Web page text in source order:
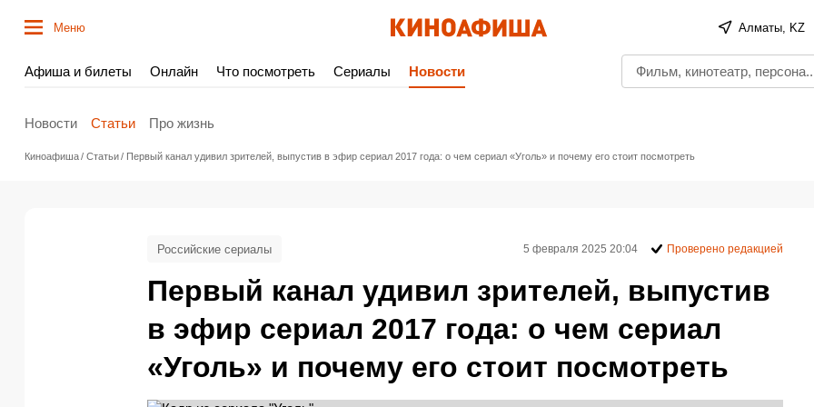
Меню Алматы, KZ
Афиша и билеты Онлайн Что посмотреть Сериалы Новости
Новости Статьи Про жизнь
Киноафиша Статьи Первый канал удивил зрителей, выпустив в эфир сериал 2017 года: о чем сериал «Уголь» и почему его стоит посмотреть
Первый канал удивил зрителей, выпустив
в эфир сериал 2017 года: о чем сериал
«Уголь» и почему его стоит посмотреть
Российские сериалы 5 февраля 2025 20:04 Проверено редакцией